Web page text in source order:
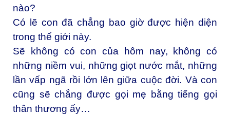
nào?
Có lẽ con đã chẳng bao giờ được hiện diện
trong thế giới này.
Sẽ không có con của hôm nay, không có
những niềm vui, những giọt nước mắt, những
lần vấp ngã rồi lớn lên giữa cuộc đời. Và con
cũng sẽ chẳng được gọi mẹ bằng tiếng gọi
thân thương ấy…